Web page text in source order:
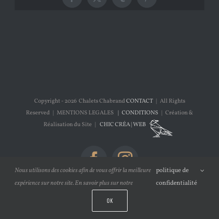
Copyright - 2026 Chalets ChabrandCONTACT| All Rights
Reserved | MENTIONS LEGALES
| CONDITIONS
| Création &
Réalisation du Site | CHIC CRÉA | WEB
FacebookInstagram
Nous utilisons des cookies afin de vous offrir la meilleure
expérience sur notre site. En savoir plus sur notre
politique de
confidentialité
OK